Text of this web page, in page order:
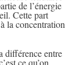
de l’énergie
Cette part
la concentration
différence entre
ce qu’on